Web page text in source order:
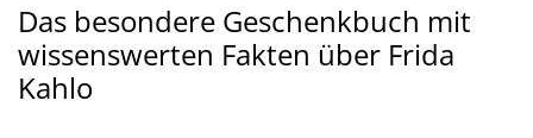
Das besondere Geschenkbuch mit
wissenswerten Fakten über Frida
Kahlo